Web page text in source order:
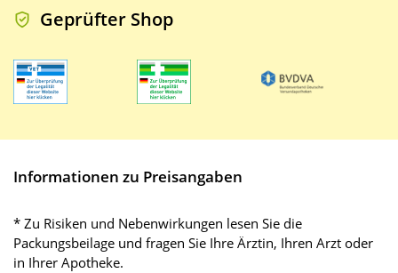
Geprüfter Shop
Informationen zu Preisangaben
* Zu Risiken und Nebenwirkungen lesen Sie die
Packungsbeilage und fragen Sie Ihre Ärztin, Ihren Arzt oder
in Ihrer Apotheke.